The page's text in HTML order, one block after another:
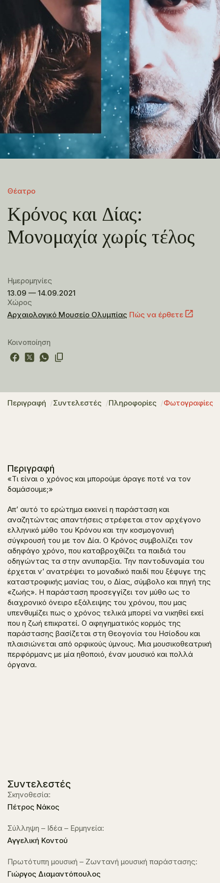
Θέατρο
Κρόνος και Δίας:
Μονομαχία χωρίς τέλος
Ημερομηνίες
13.09 — 14.09.2021
Χώρος
Αρχαιολογικό Μουσείο Ολυμπίας Πώς να έρθετε
Κοινοποίηση
Περιγραφή Συντελεστές Πληροφορίες Φωτογραφίες
Περιγραφή
«Τι είναι ο χρόνος και μπορούμε άραγε ποτέ να τον
δαμάσουμε;»
Απ’ αυτό το ερώτημα εκκινεί η παράσταση και
αναζητώντας απαντήσεις στρέφεται στον αρχέγονο
ελληνικό μύθο του Κρόνου και την κοσμογονική
σύγκρουσή του με τον Δία. Ο Κρόνος συμβολίζει τον
αδηφάγο χρόνο, που καταβροχθίζει τα παιδιά του
οδηγώντας τα στην ανυπαρξία. Την παντοδυναμία του
έρχεται ν’ ανατρέψει το μοναδικό παιδί που ξέφυγε της
καταστροφικής μανίας του, ο Δίας, σύμβολο και πηγή της
«ζωής». Η παράσταση προσεγγίζει τον μύθο ως το
διαχρονικό όνειρο εξάλειψης του χρόνου, που μας
υπενθυμίζει πως ο χρόνος τελικά μπορεί να νικηθεί εκεί
που η ζωή επικρατεί. Ο αφηγηματικός κορμός της
παράστασης βασίζεται στη Θεογονία του Ησίοδου και
πλαισιώνεται από ορφικούς ύμνους. Μια μουσικοθεατρική
περφόρμανς με μία ηθοποιό, έναν μουσικό και πολλά
όργανα.
Συντελεστές
Σκηνοθεσία:
Πέτρος Νάκος
Σύλληψη – Ιδέα – Ερμηνεία:
Aγγελική Κοντού
Πρωτότυπη μουσική – Ζωντανή μουσική παράστασης:
Γιώργος Διαμαντόπουλος